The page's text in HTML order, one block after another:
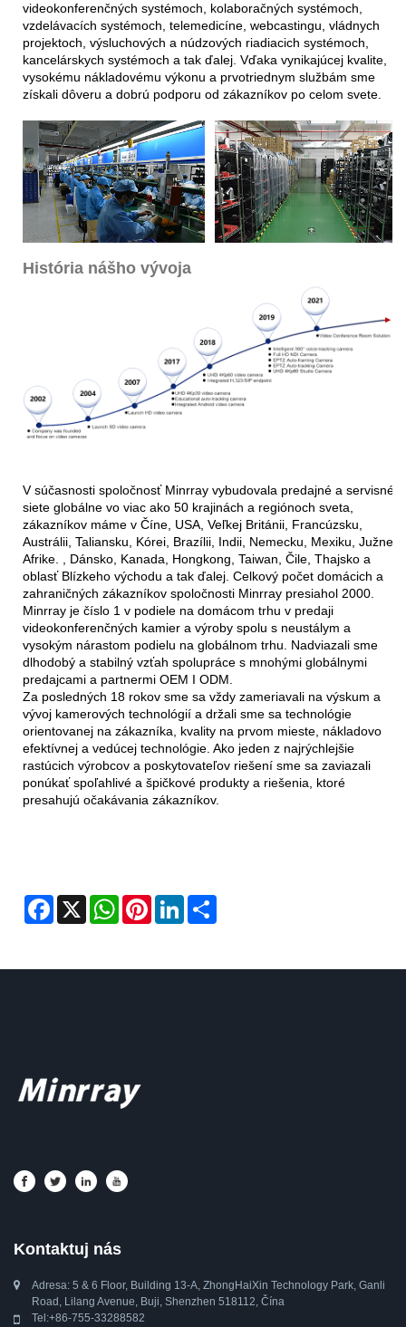
videokonferenčných systémoch, kolaboračných systémoch,
vzdelávacích systémoch, telemedicíne, webcastingu, vládnych
projektoch, výsluchových a núdzových riadiacich systémoch,
kancelárskych systémoch a tak ďalej. Vďaka vynikajúcej kvalite,
vysokému nákladovému výkonu a prvotriednym službám sme
získali dôveru a dobrú podporu od zákazníkov po celom svete.
História nášho vývoja
V súčasnosti spoločnosť Minrray vybudovala predajné a servisné
siete globálne vo viac ako 50 krajinách a regiónoch sveta,
zákazníkov máme v Číne, USA, Veľkej Británii, Francúzsku,
Austrálii, Taliansku, Kórei, Brazílii, Indii, Nemecku, Mexiku, Južnej
Afrike. , Dánsko, Kanada, Hongkong, Taiwan, Čile, Thajsko a
oblasť Blízkeho východu a tak ďalej. Celkový počet domácich a
zahraničných zákazníkov spoločnosti Minrray presiahol 2000.
Minrray je číslo 1 v podiele na domácom trhu v predaji
videokonferenčných kamier a výroby spolu s neustálym a
vysokým nárastom podielu na globálnom trhu. Nadviazali sme
dlhodobý a stabilný vzťah spolupráce s mnohými globálnymi
predajcami a partnermi OEM I ODM.
Za posledných 18 rokov sme sa vždy zameriavali na výskum a
vývoj kamerových technológií a držali sme sa technológie
orientovanej na zákazníka, kvality na prvom mieste, nákladovo
efektívnej a vedúcej technológie. Ako jeden z najrýchlejšie
rastúcich výrobcov a poskytovateľov riešení sme sa zaviazali
ponúkať spoľahlivé a špičkové produkty a riešenia, ktoré
presahujú očakávania zákazníkov.
Facebook
X WhatsAppPinterestLinkedIn
Kontaktuj nás
Adresa: 5 & ​​6 Floor, Building 13-A, ZhongHaiXin Technology Park, Ganli
Road, Lilang Avenue, Buji, Shenzhen 518112, Čína
Tel:+86-755-33288582